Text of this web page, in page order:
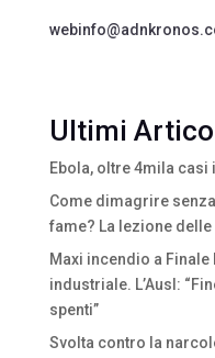
Ultimi
Ebola, oltre 4mila
Come dimagrire
fame? La lezione delle
Maxi incendio a
industriale. L’Ausl:
spenti”
Svolta contro la